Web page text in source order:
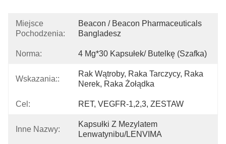
Miejsce
Pochodzenia:
Beacon / Beacon Pharmaceuticals
Bangladesz
Norma: 4 Mg*30 Kapsułek/ Butelkę (szafka)
Wskazania::
Rak Wątroby, Raka Tarczycy, Raka
Nerek, Raka Żołądka
Cel: RET, VEGFR-1,2,3, ZESTAW
Inne Nazwy:
Kapsułki Z Mezylatem
Lenwatynibu/LENVIMA